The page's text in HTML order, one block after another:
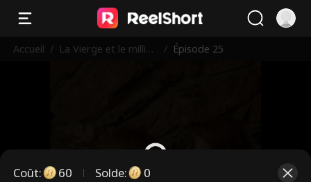
Accueil / La Vierge et le milliar
/ Épisode 25
Coût: 60 Solde: 0